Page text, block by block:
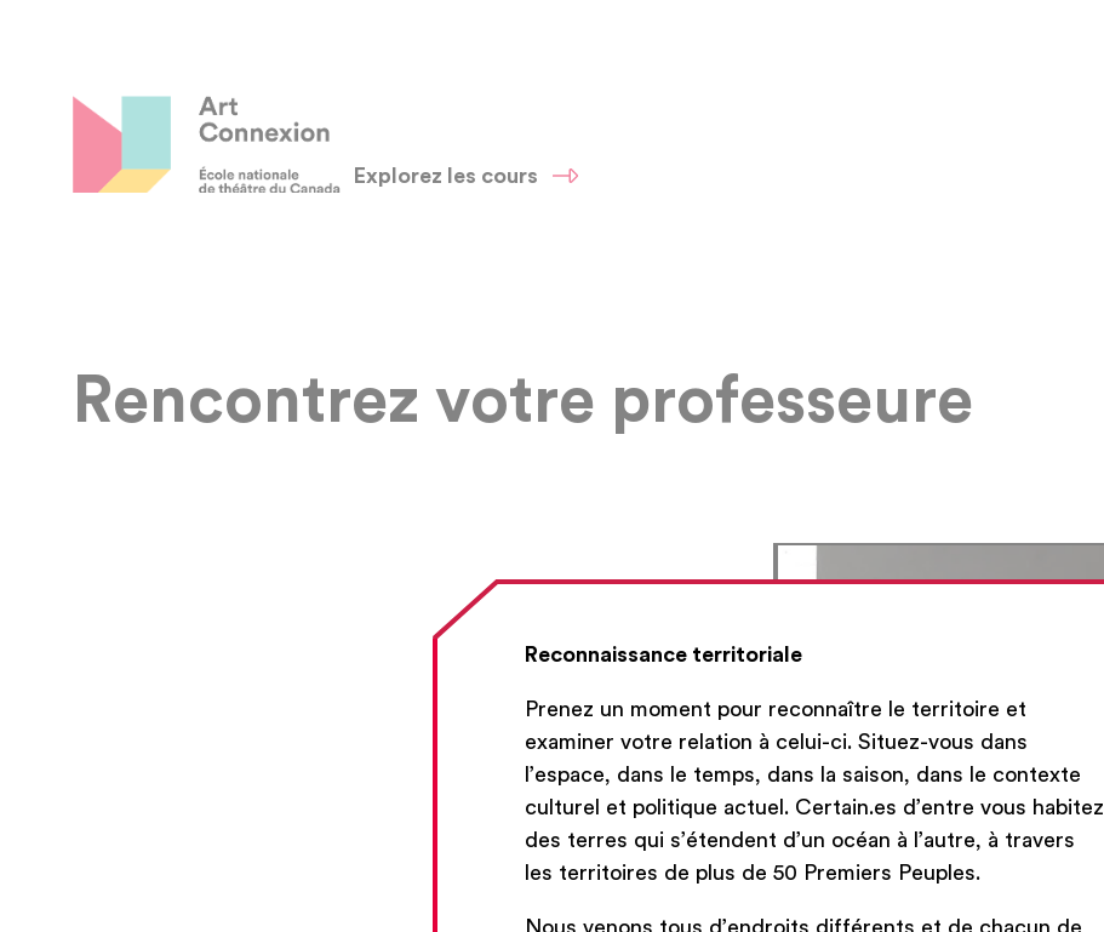
Reconnaissance territoriale
Prenez un moment pour reconnaître le territoire et
examiner votre relation à celui-ci. Situez-vous dans
l’espace, dans le temps, dans la saison, dans le contexte
culturel et politique actuel. Certain.es d’entre vous habitez
des terres qui s’étendent d’un océan à l’autre, à travers
les territoires de plus de 50 Premiers Peuples.
Nous venons tous d’endroits différents et de chacun de
Explorez les cours
Rencontrez votre professeure